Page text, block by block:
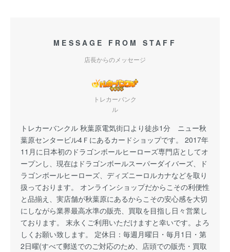
MESSAGE FROM STAFF
店長からのメッセージ
トレカーバンク
ル
トレカーバンクル 秋葉原電気街口より徒歩1分 ニュー秋
葉原センタービル4Ｆにあるカードショップです。 2017年
11月に日本初のドラゴンボールヒーローズ専門店としてオ
ープンし、現在はドラゴンボールスーパーダイバーズ、ド
ラゴンボールヒーローズ、ディズニーロルカナなどを取り
扱っております。 オンラインショップだからこその利便性
と品揃え、実店舗が秋葉原にあるからこその安心感を大切
にしながら業界最高水準の販売、買取を目指し日々営業し
ております。 末永くご利用いただけますと幸いです。よろ
しくお願い致します。 定休日：毎週月曜日・毎月1日・第
2日曜(すべて郵送でのご対応のため、店頭での販売・買取